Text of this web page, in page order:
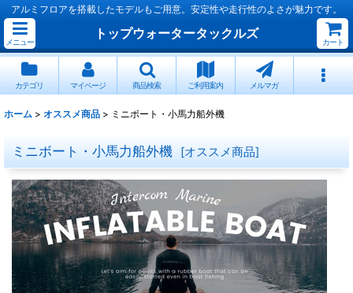
アルミフロアを搭載したモデルもご用意。安定性や走行性のよさが魅力です。
メニュー
トップウォータータックルズ
カート
カテゴリ マイページ 商品検索 ご利用案内 メルマガ
ホーム > オススメ商品 > ミニボート・小馬力船外機
ミニボート・小馬力船外機 [オススメ商品]